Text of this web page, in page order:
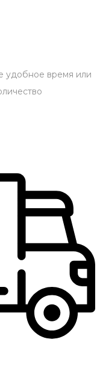
удобное время или